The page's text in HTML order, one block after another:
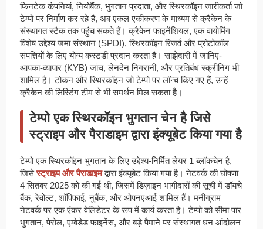
फिनटेक कंपनियां, नियोबैंक, भुगतान प्रदाता, और स्थिरकॉइन जारीकर्ता जो
टेम्पो पर निर्माण कर रहे हैं, अब एकल एकीकरण के माध्यम से क्रैकेन के
संस्थागत स्टैक तक पहुंच सकते हैं। क्रैकेन फाइनेंशियल, एक वायोमिंग
विशेष उद्देश्य जमा संस्थान (SPDI), स्थिरकॉइन रिजर्व और प्रोटोकॉल
संपत्तियों के लिए योग्य कस्टडी प्रदान करता है। साझेदारी में जानिए-
आपका-व्यापार (KYB) जांच, लेनदेन निगरानी, और प्रतिबंध स्क्रीनिंग भी
शामिल है। टोकन और स्थिरकॉइन जो टेम्पो पर लॉन्च किए गए हैं, उन्हें
क्रैकेन की लिस्टिंग टीम से भी समर्थन मिल सकता है।
टेम्पो एक स्थिरकॉइन भुगतान चेन है जिसे
स्ट्राइप और पैराडाइम द्वारा इंक्यूबेट किया गया है
टेम्पो एक स्थिरकॉइन भुगतान के लिए उद्देश्य-निर्मित लेयर 1 ब्लॉकचेन है,
जिसेस्ट्राइप और पैराडाइमद्वारा इंक्यूबेट किया गया है। नेटवर्क की घोषणा
4 सितंबर 2025 को की गई थी, जिसमें डिज़ाइन भागीदारों की सूची में डॉयचे
बैंक, रेवोल्ट, शॉपिफाई, नुबैंक, और ओपनएआई शामिल हैं। मनीग्राम
नेटवर्क पर एक एंकर वेलिडेटर के रूप में कार्य करता है। टेम्पो को सीमा पार
भुगतान, पेरोल, एम्बेडेड फाइनेंस, और बड़े पैमाने पर संस्थागत धन आंदोलन